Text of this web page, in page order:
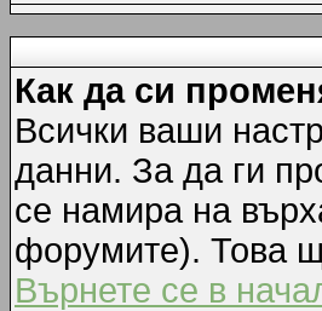
Как да си
Всички ваши
данни. За да ги
се намира на
форумите). Това
Върнете се в